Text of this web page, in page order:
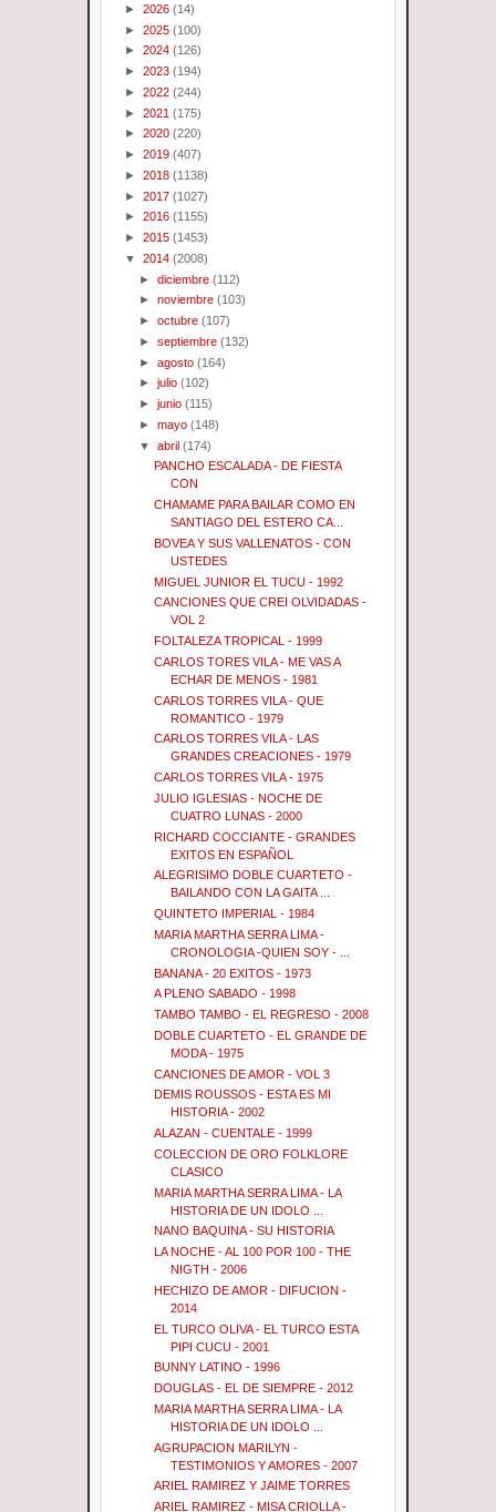
► 2026 (14)
► 2025 (100)
► 2024 (126)
► 2023 (194)
► 2022 (244)
► 2021 (175)
► 2020 (220)
► 2019 (407)
► 2018 (1138)
► 2017 (1027)
► 2016 (1155)
► 2015 (1453)
▼ 2014 (2008)
►diciembre (112)
►noviembre (103)
►octubre (107)
►septiembre (132)
►agosto (164)
►julio (102)
►junio (115)
►mayo (148)
▼abril (174)
PANCHO ESCALADA - DE FIESTA
CON
CHAMAME PARA BAILAR COMO EN
SANTIAGO DEL ESTERO CA...
BOVEA Y SUS VALLENATOS - CON
USTEDES
MIGUEL JUNIOR EL TUCU - 1992
CANCIONES QUE CREI OLVIDADAS -
VOL 2
FOLTALEZA TROPICAL - 1999
CARLOS TORES VILA - ME VAS A
ECHAR DE MENOS - 1981
CARLOS TORRES VILA - QUE
ROMANTICO - 1979
CARLOS TORRES VILA - LAS
GRANDES CREACIONES - 1979
CARLOS TORRES VILA - 1975
JULIO IGLESIAS - NOCHE DE
CUATRO LUNAS - 2000
RICHARD COCCIANTE - GRANDES
EXITOS EN ESPAÑOL
ALEGRISIMO DOBLE CUARTETO -
BAILANDO CON LA GAITA ...
QUINTETO IMPERIAL - 1984
MARIA MARTHA SERRA LIMA -
CRONOLOGIA -QUIEN SOY - ...
BANANA - 20 EXITOS - 1973
A PLENO SABADO - 1998
TAMBO TAMBO - EL REGRESO - 2008
DOBLE CUARTETO - EL GRANDE DE
MODA - 1975
CANCIONES DE AMOR - VOL 3
DEMIS ROUSSOS - ESTA ES MI
HISTORIA - 2002
ALAZAN - CUENTALE - 1999
COLECCION DE ORO FOLKLORE
CLASICO
MARIA MARTHA SERRA LIMA - LA
HISTORIA DE UN IDOLO ...
NANO BAQUINA - SU HISTORIA
LA NOCHE - AL 100 POR 100 - THE
NIGTH - 2006
HECHIZO DE AMOR - DIFUCION -
2014
EL TURCO OLIVA - EL TURCO ESTA
PIPI CUCU - 2001
BUNNY LATINO - 1996
DOUGLAS - EL DE SIEMPRE - 2012
MARIA MARTHA SERRA LIMA - LA
HISTORIA DE UN IDOLO ...
AGRUPACION MARILYN -
TESTIMONIOS Y AMORES - 2007
ARIEL RAMIREZ Y JAIME TORRES
ARIEL RAMIREZ - MISA CRIOLLA -